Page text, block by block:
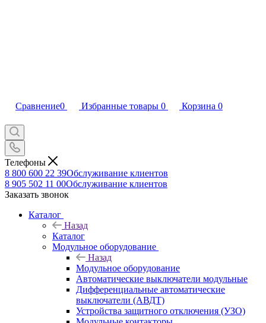
Сравнение0 Избранные товары 0 Корзина 0
Телефоны
8 800 600 22 39Обслуживание клиентов
8 905 502 11 00Обслуживание клиентов
Заказать звонок
Каталог
Назад
Каталог
Модульное оборудование
Назад
Модульное оборудование
Автоматические выключатели модульные
Дифференциальные автоматические
выключатели (АВДТ)
Устройства защитного отключения (УЗО)